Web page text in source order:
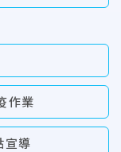
作業
宣導